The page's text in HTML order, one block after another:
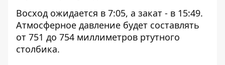
Восход ожидается в 7:05, а закат - в 15:49.
Атмосферное давление будет составлять
от 751 до 754 миллиметров ртутного
столбика.